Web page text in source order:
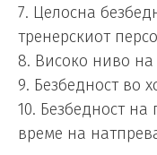
7. Целосна
тренерскиот
8. Високо ниво
9. Безбедност во
10. Безбедност
време на